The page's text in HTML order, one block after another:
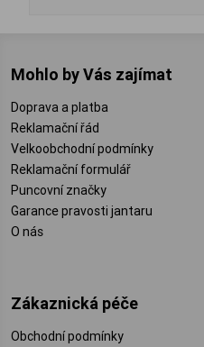
Mohlo by Vás zajímat
Doprava a platba
Reklamační řád
Velkoobchodní podmínky
Reklamační formulář
Puncovní značky
Garance pravosti jantaru
O nás
Zákaznická péče
Obchodní podmínky